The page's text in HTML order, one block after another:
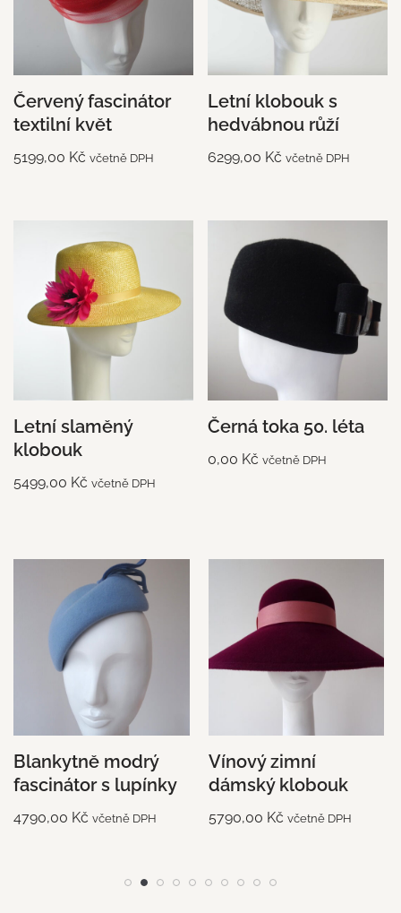
Červený fascinátor
textilní květ
5199,00 Kč včetně DPH
Letní klobouk s
hedvábnou růží
6299,00 Kč včetně DPH
Letní slaměný
klobouk
5499,00 Kč včetně DPH
Černá toka 50. léta
0,00 Kč včetně DPH
Blankytně modrý
fascinátor s lupínky
4790,00 Kč včetně DPH
Vínový zimní
dámský klobouk
5790,00 Kč včetně DPH